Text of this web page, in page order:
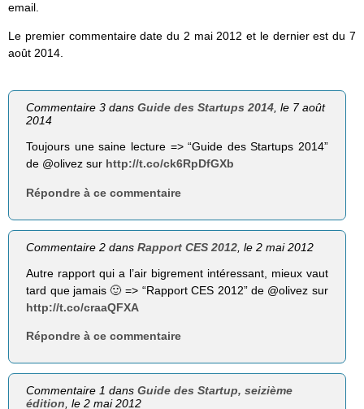
email.
Le premier commentaire date du 2 mai 2012 et le dernier est du 7
août 2014.
Commentaire 3 dansGuide des Startups 2014, le 7 août
2014
Toujours une saine lecture => “Guide des Startups 2014”
de @olivez sur http://t.co/ck6RpDfGXb
Répondre à ce commentaire
Commentaire 2 dansRapport CES 2012 , le 2 mai 2012
Autre rapport qui a l’air bigrement intéressant, mieux vaut
tard que jamais 🙂 => “Rapport CES 2012” de @olivez sur
http://t.co/craaQFXA
Répondre à ce commentaire
Commentaire 1 dansGuide des Startup, seizième
édition , le 2 mai 2012